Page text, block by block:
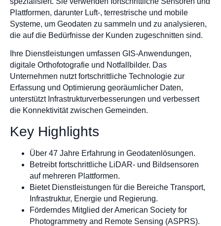
Plattformen, darunter Luft-, terrestrische und mobile
Systeme, um Geodaten zu sammeln und zu analysieren,
die auf die Bedürfnisse der Kunden zugeschnitten sind.
Ihre Dienstleistungen umfassen GIS-Anwendungen,
digitale Orthofotografie und Notfallbilder. Das
Unternehmen nutzt fortschrittliche Technologie zur
Erfassung und Optimierung georäumlicher Daten,
unterstützt Infrastrukturverbesserungen und verbessert
die Konnektivität zwischen Gemeinden.
Key Highlights
Über 47 Jahre Erfahrung in Geodatenlösungen.
Betreibt fortschrittliche LiDAR- und Bildsensoren
auf mehreren Plattformen.
Bietet Dienstleistungen für die Bereiche Transport,
Infrastruktur, Energie und Regierung.
Förderndes Mitglied der American Society for
Photogrammetry and Remote Sensing (ASPRS).